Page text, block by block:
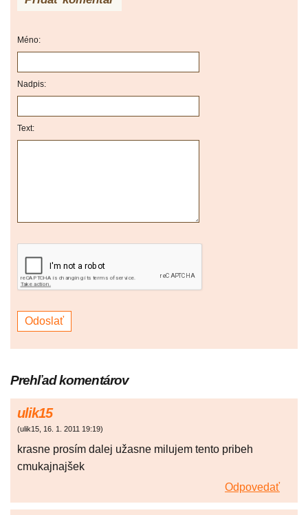
Méno:
Nadpis:
Text:
Prehľad komentárov
ulik15
(ulik15, 16. 1. 2011 19:19)
krasne prosím dalej užasne milujem tento pribeh
cmukajnajšek
Odpovedať